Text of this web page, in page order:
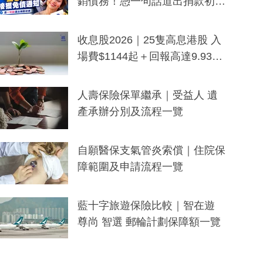
一度被誤當詐騙手段
收息股2026｜25隻高息港股 入
場費$1144起＋回報高達9.93
人壽保險保單繼承｜受益人 遺
產承辦分別及流程一覽
自願醫保支氣管炎索償｜住院保
障範圍及申請流程一覽
藍十字旅遊保險比較｜智在遊
尊尚 智選 郵輪計劃保障額一覽